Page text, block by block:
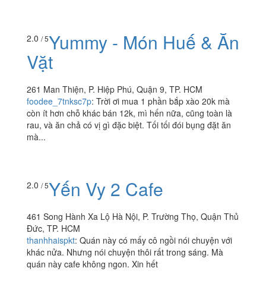
2.0 / 5Yummy - Món Huế & Ăn
Vặt
261 Man Thiện, P. Hiệp Phú, Quận 9, TP. HCM
mà...
2.0/ 5 Yến Vy 2 Cafe
461 Song Hành Xa Lộ Hà Nội, P. Trường Thọ, Quận Thủ